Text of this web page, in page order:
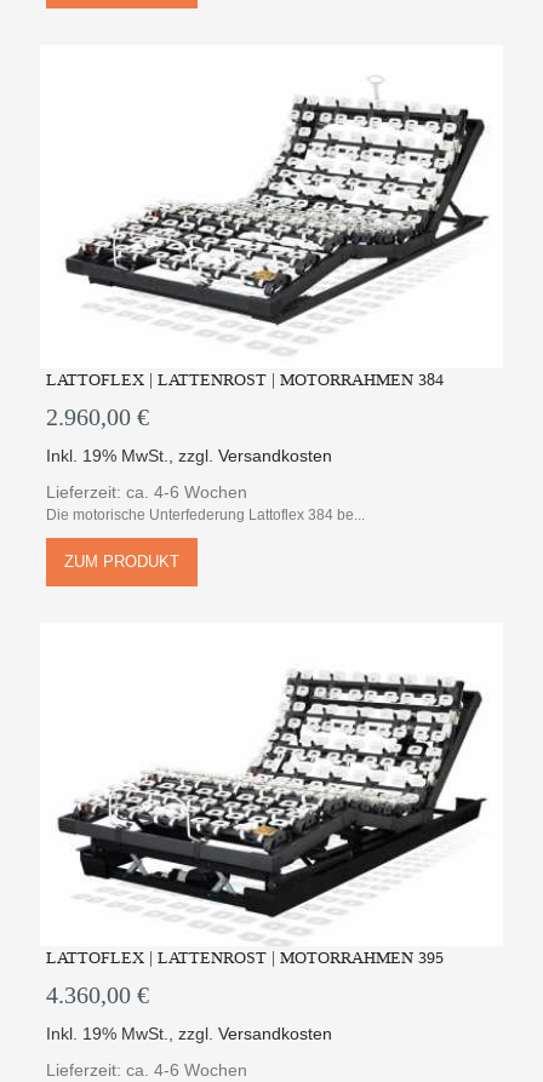
LATTOFLEX | LATTENROST | MOTORRAHMEN 384
2.960,00 €
Inkl. 19% MwSt. ,zzgl.Versandkosten
Lieferzeit: ca. 4-6 Wochen
Die motorische Unterfederung Lattoflex 384 be...
ZUM PRODUKT
LATTOFLEX | LATTENROST | MOTORRAHMEN 395
4.360,00 €
Inkl. 19% MwSt. ,zzgl.Versandkosten
Lieferzeit: ca. 4-6 Wochen